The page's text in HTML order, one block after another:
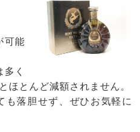
可能
く
ほとんど減額されません。
も落胆せず、ぜひお気軽に